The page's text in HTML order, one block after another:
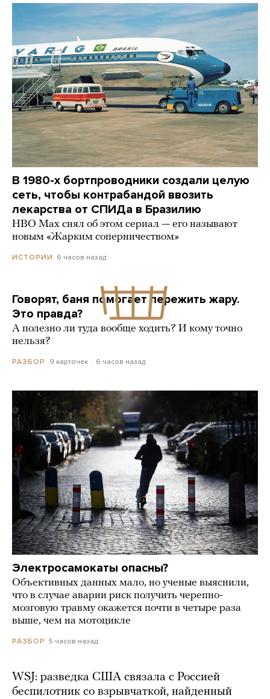
В 1980-х бортпроводники создали целую
сеть, чтобы контрабандой ввозить
лекарства от СПИДа в Бразилию
HBO Max снял об этом сериал — его называют
новым «Жарким соперничеством»
ИСТОРИИ 6 часов назад
Говорят, баня помогает пережить жару.
Это правда?
А полезно ли туда вообще ходить? И кому точно
нельзя?
РАЗБОР 9 карточек 6 часов назад
Электросамокаты опасны?
Объективных данных мало, но ученые выяснили,
что в случае аварии риск получить черепно-
мозговую травму окажется почти в четыре раза
выше, чем на мотоцикле
РАЗБОР 5 часов назад
WSJ: разведка США связала с Россией
беспилотник со взрывчаткой, найденный